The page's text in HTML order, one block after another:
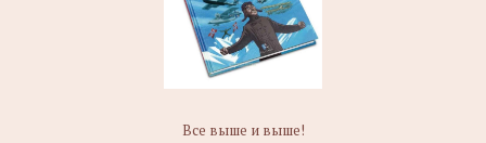
Все выше и выше!